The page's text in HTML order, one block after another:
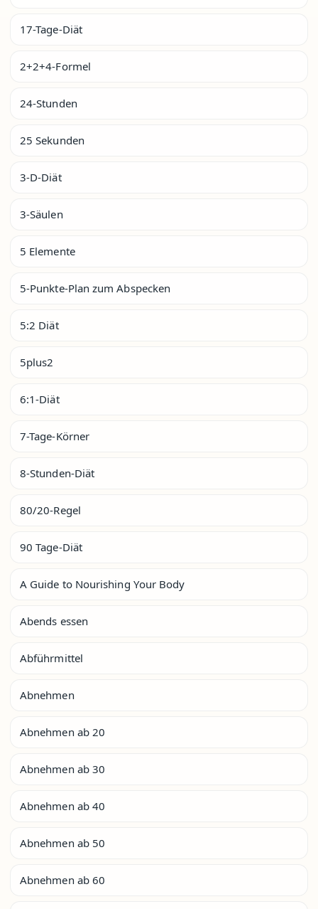
17-Tage-Diät
2+2+4-Formel
24-Stunden
25 Sekunden
3-D-Diät
3-Säulen
5 Elemente
5-Punkte-Plan zum Abspecken
5:2 Diät
5plus2
6:1-Diät
7-Tage-Körner
8-Stunden-Diät
80/20-Regel
90 Tage-Diät
A Guide to Nourishing Your Body
Abends essen
Abführmittel
Abnehmen
Abnehmen ab 20
Abnehmen ab 30
Abnehmen ab 40
Abnehmen ab 50
Abnehmen ab 60